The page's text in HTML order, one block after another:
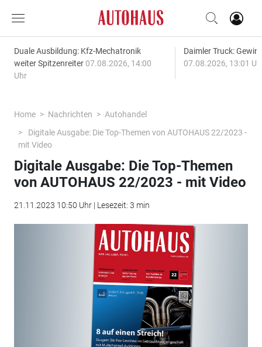
Duale Ausbildung: Kfz-Mechatronik
weiter Spitzenreiter 07.08.2026, 14:00
Uhr
Daimler Truck:
07.08.2026, 13:01
Home Nachrichten
Autohandel
Digitale Ausgabe: Die Top-Themen von AUTOHAUS 22/2023 -
mit Video
Digitale Ausgabe: Die Top-Themen
von AUTOHAUS 22/2023 - mit Video
21.11.2023 10:50 Uhr | Lesezeit: 3 min